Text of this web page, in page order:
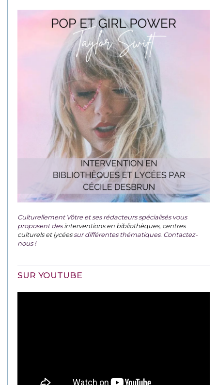
Culturellement Vôtre et ses rédacteurs spécialisés vous
proposent desinterventions en bibliothèques, centres
culturels et lycéessur différentes thématiques. Contactez-
nous !
SUR YOUTUBE